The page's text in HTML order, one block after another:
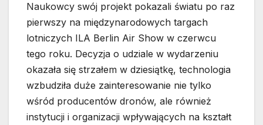
Naukowcy swój projekt pokazali światu po raz
pierwszy na międzynarodowych targach
lotniczych ILA Berlin Air Show w czerwcu
tego roku. Decyzja o udziale w wydarzeniu
okazała się strzałem w dziesiątkę, technologia
wzbudziła duże zainteresowanie nie tylko
wśród producentów dronów, ale również
instytucji i organizacji wpływających na kształt